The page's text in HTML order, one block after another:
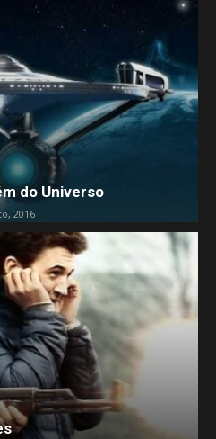
do Universo
2016